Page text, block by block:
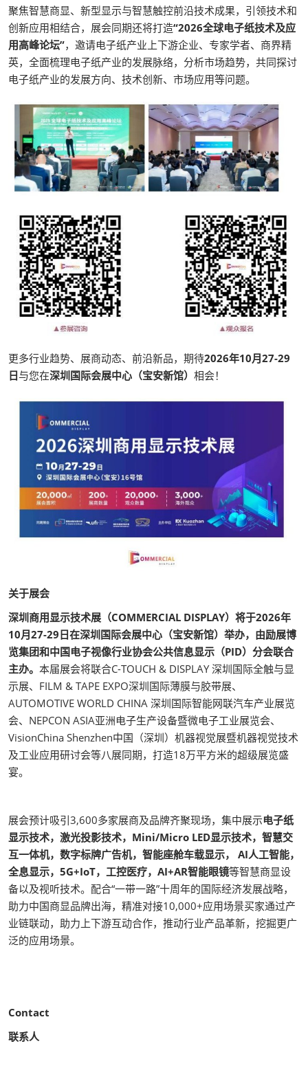
聚焦智慧商显、新型显示与智慧触控前沿技术成果，引领技术和
创新应用相结合，展会同期还将打造“2026全球电子纸技术及应
用高峰论坛”，邀请电子纸产业上下游企业、专家学者、商界精
英，全面梳理电子纸产业的发展脉络，分析市场趋势，共同探讨
电子纸产业的发展方向、技术创新、市场应用等问题。
更多行业趋势、展商动态、前沿新品，期待2026年10月27-29
日与您在深圳国际会展中心（宝安新馆） 相会！
关于展会
深圳商用显示技术展（COMMERCIAL DISPLAY）将于2026年
10月27-29日在深圳国际会展中心（宝安新馆）举办，由励展博
览集团和中国电子视像行业协会公共信息显示（PID）分会联合
主办。 本届展会将联合C-TOUCH & DISPLAY 深圳国际全触与显
示展、FILM & TAPE EXPO深圳国际薄膜与胶带展、
AUTOMOTIVE WORLD CHINA 深圳国际智能网联汽车产业展览
会、NEPCON ASIA亚洲电子生产设备暨微电子工业展览会、
VisionChina Shenzhen中国（深圳）机器视觉展暨机器视觉技术
及工业应用研讨会等八展同期，打造18万平方米的超级展览盛
宴。
展会预计吸引3,600多家展商及品牌齐聚现场，集中展示电子纸
显示技术，激光投影技术，Mini/Micro LED显示技术，智慧交
互一体机，数字标牌广告机，智能座舱车载显示， AI人工智能，
全息显示，5G+IoT，工控医疗，AI+AR智能眼镜等智慧商显设
备以及视听技术。配合“一带一路”十周年的国际经济发展战略，
助力中国商显品牌出海，精准对接10,000+应用场景买家通过产
业链联动，助力上下游互动合作，推动行业产品革新，挖掘更广
泛的应用场景。
Contact
联系人